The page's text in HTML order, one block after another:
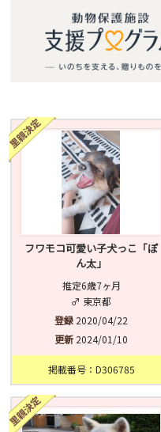
フワモコ可愛い子犬っこ「ぽ
ん太」
推定6歳7ヶ月
♂ 東京都
登録 2020/04/22
更新 2024/01/10
掲載番号：D306785